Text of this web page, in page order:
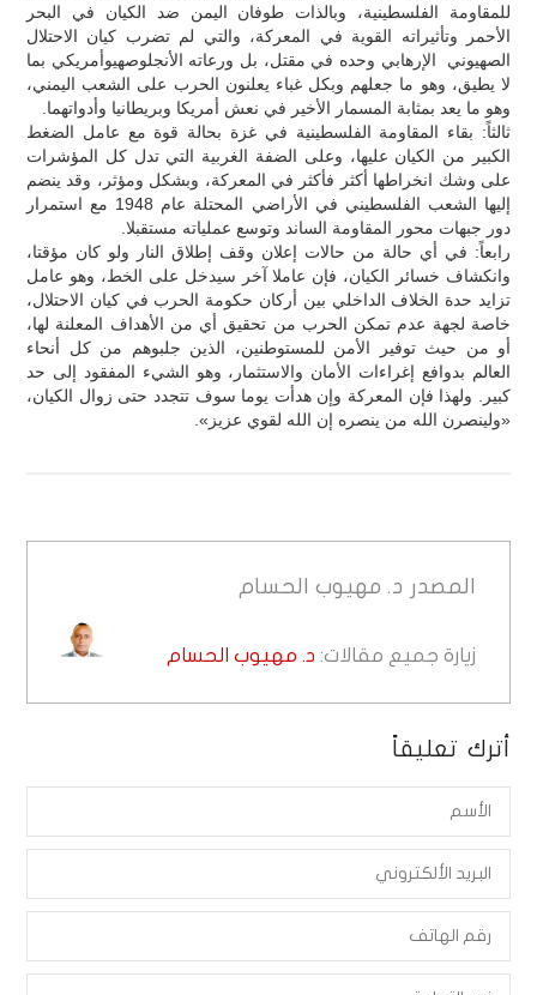
للمقاومة الفلسطينية، وبالذات طوفان اليمن ضد الكيان في البحر
الأحمر وتأثيراته القوية في المعركة، والتي لم تضرب كيان الاحتلال
الصهيوني الإرهابي وحده في مقتل، بل ورعاته الأنجلوصهيوأمريكي بما
لا يطيق، وهو ما جعلهم وبكل غباء يعلنون الحرب على الشعب اليمني،
وهو ما يعد بمثابة المسمار الأخير في نعش أمريكا وبريطانيا وأدواتهما.
ثالثاً: بقاء المقاومة الفلسطينية في غزة بحالة قوة مع عامل الضغط
الكبير من الكيان عليها، وعلى الضفة الغربية التي تدل كل المؤشرات
على وشك انخراطها أكثر فأكثر في المعركة، وبشكل ومؤثر، وقد ينضم
إليها الشعب الفلسطيني في الأراضي المحتلة عام 1948 مع استمرار
دور جبهات محور المقاومة الساند وتوسع عملياته مستقبلا.
رابعاً: في أي حالة من حالات إعلان وقف إطلاق النار ولو كان مؤقتا،
وانكشاف خسائر الكيان، فإن عاملا آخر سيدخل على الخط، وهو عامل
تزايد حدة الخلاف الداخلي بين أركان حكومة الحرب في كيان الاحتلال،
خاصة لجهة عدم تمكن الحرب من تحقيق أي من الأهداف المعلنة لها،
أو من حيث توفير الأمن للمستوطنين، الذين جلبوهم من كل أنحاء
العالم بدوافع إغراءات الأمان والاستثمار، وهو الشيء المفقود إلى حد
كبير. ولهذا فإن المعركة وإن هدأت يوما سوف تتجدد حتى زوال الكيان،
«ولينصرن الله من ينصره إن الله لقوي عزيز».
المصدر د. مهيوب الحسام
زيارة جميع مقالات: د. مهيوب الحسام
أترك تعليقاً